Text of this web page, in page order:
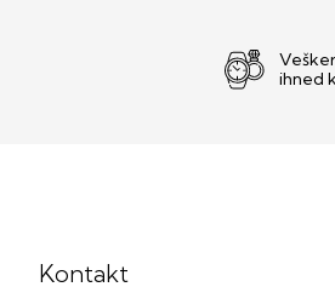
ihned
Kontakt